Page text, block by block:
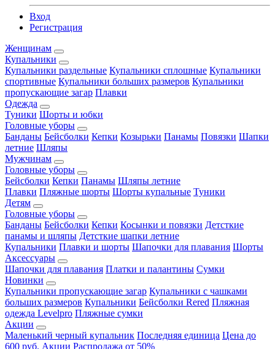
Вход
Регистрация
Женщинам
Купальники
Купальники раздельные Купальники сплошные Купальники
спортивные Купальники больших размеров Купальники
пропускающие загар Плавки
Одежда
Туники Шорты и юбки
Головные уборы
Банданы Бейсболки Кепки Козырьки Панамы Повязки Шапки
летние Шляпы
Мужчинам
Головные уборы
Бейсболки Кепки Панамы Шляпы летние
Плавки Пляжные шорты Шорты купальные Туники
Детям
Головные уборы
Банданы Бейсболки Кепки Косынки и повязки Детсткие
панамы и шляпы Детсткие шапки летние
Купальники Плавки и шорты Шапочки для плавания Шорты
Аксессуары
Шапочки для плавания Платки и палантины Сумки
Новинки
Купальники пропускающие загар Купальники с чашками
больших размеров Купальники Бейсболки Rered Пляжная
одежда Levelpro Пляжные сумки
Акции
Маленький черный купальник Последняя единица Цена до
600 руб. Акции Распродажа от 50%